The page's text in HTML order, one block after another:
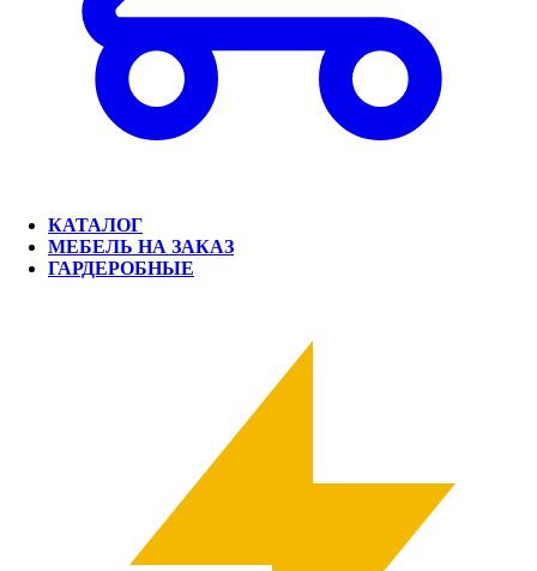
КАТАЛОГ
МЕБЕЛЬ НА ЗАКАЗ
ГАРДЕРОБНЫЕ